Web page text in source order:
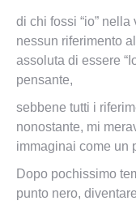
di chi fossi “io”
nessun riferimento
assoluta di essere
pensante,
sebbene tutti i
nonostante, mi
immaginai come un
Dopo pochissimo
punto nero,